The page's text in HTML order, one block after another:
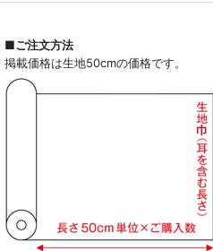
■ご注文方法
掲載価格は生地50cmの価格です。